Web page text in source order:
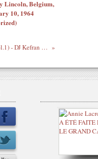
Lincoln, Belgium,
10, 1964
I Funk your wife (vol.1) - DJ Kefran (intro)